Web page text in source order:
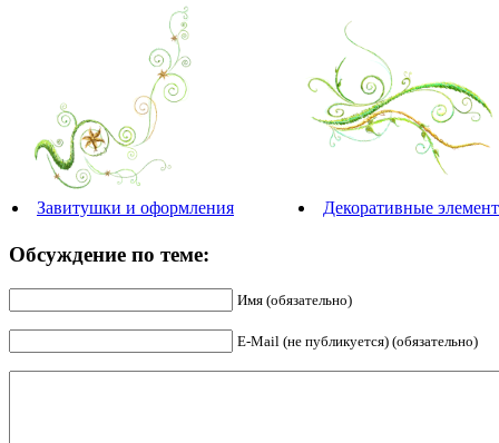
Завитушки и оформления Декоративные
Обсуждение по теме:
Имя (обязательно)
E-Mail (не публикуется) (обязательно)